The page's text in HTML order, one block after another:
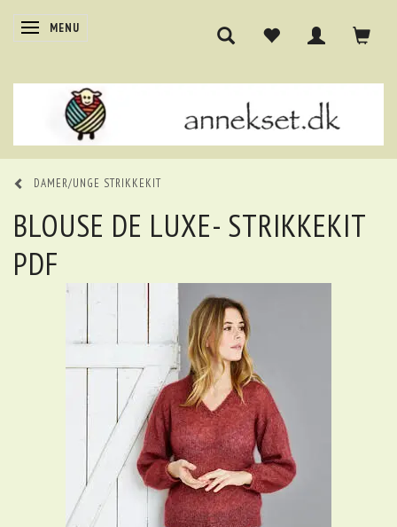
SKIFTE NAVIGATION
MENU
DAMER/UNGE STRIKKEKIT
BLOUSE DE LUXE- STRIKKEKIT
PDF